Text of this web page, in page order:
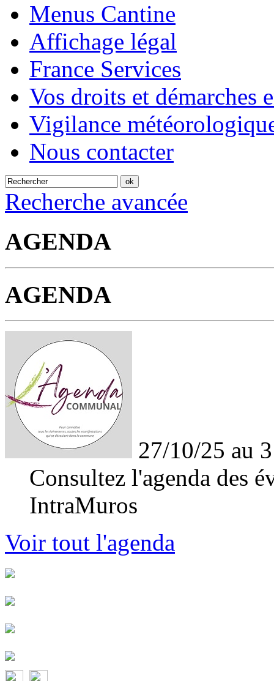
Menus Cantine
Affichage légal
France Services
Vos droits et démarches
Vigilance
Nous contacter
Recherche avancée
AGENDA
AGENDA
27/10/25 au
Consultez l'agenda des
IntraMuros
Voir tout l'agenda